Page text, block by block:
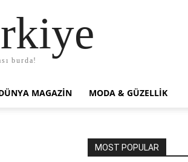
burda!
MAGAZİN MODA & GÜZELLİK
MOST POPULAR